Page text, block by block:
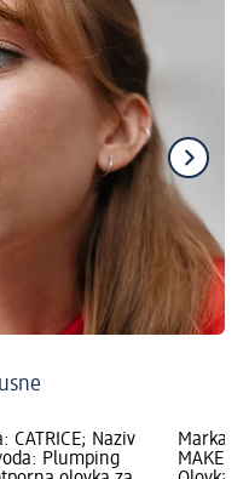
CATRICE; Naziv
Plumping
Marka: